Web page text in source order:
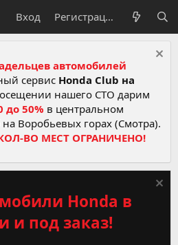
Вход Регистрация
автомобилей
сервис Honda Club на
нашего СТО дарим
до 50% в центральном
Воробьевых горах (Смотра).
ВО МЕСТ ОГРАНИЧЕНО!
Honda в
и под заказ!